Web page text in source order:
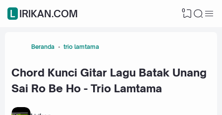
LIRIKAN.COM 0
Beranda trio lamtama
Chord Kunci Gitar Lagu Batak Unang
Sai Ro Be Ho - Trio Lamtama